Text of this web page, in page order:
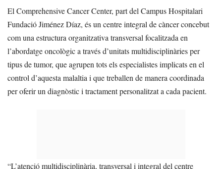
El Comprehensive Cancer Center, part del Campus Hospitalari
Fundació Jiménez Díaz, és un centre integral de càncer concebut
com una estructura organitzativa transversal focalitzada en
l’abordatge oncològic a través d’unitats multidisciplinàries per
tipus de tumor, que agrupen tots els especialistes implicats en el
control d’aquesta malaltia i que treballen de manera coordinada
per oferir un diagnòstic i tractament personalitzat a cada pacient.
“L’atenció multidisciplinària, transversal i integral del centre